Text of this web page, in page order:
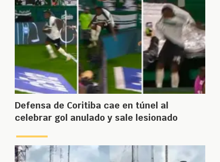
Defensa de Coritiba cae en túnel al
celebrar gol anulado y sale lesionado